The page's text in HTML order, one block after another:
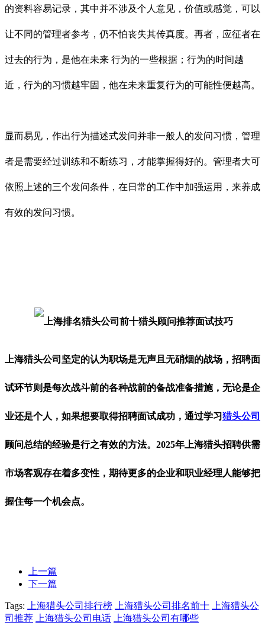
的资料容易记录，其中并不涉及个人意见，价值或感觉，可以
让不同的管理者参考，仍不怕丧失其传真度。再者，应征者在
过去的行为，是他在未来 行为的一些根据；行为的时间越
近，行为的习惯越牢固，他在未来重复行为的可能性便越高。
显而易见，作出行为描述式发问并非一般人的发问习惯，管理
者是需要经过训练和不断练习，才能掌握得好的。管理者大可
依照上述的三个发问条件，在日常的工作中加强运用，来养成
有效的发问习惯。
上海猎头公司坚定的认为职场是无声且无硝烟的战场，招聘面
试环节则是每次战斗前的各种战前的备战准备措施，无论是企
业还是个人，如果想要取得招聘面试成功，通过学习猎头公司
顾问总结的经验是行之有效的方法。2025年上海猎头招聘供需
市场客观存在着多变性，期待更多的企业和职业经理人能够把
握住每一个机会点。
上一篇
下一篇
Tags: 上海猎头公司排行榜 上海猎头公司排名前十
上海猎头公
司推荐
上海猎头公司电话 上海猎头公司有哪些